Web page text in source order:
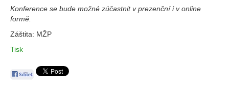
Konference se bude možné zúčastnit v prezenční i v online
formě.
Záštita: MŽP
Tisk